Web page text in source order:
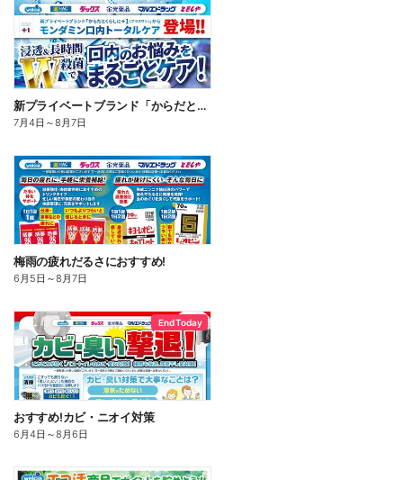
新プライベートブランド「からだとくらしに+1(プラスワン)」よりモンダミン口内トータルケア登場!
7月4日 ～8月7日
梅雨の疲れだるさにおすすめ!
6月5日 ～8月7日
End Today
おすすめ!カビ・ニオイ対策
6月4日 ～8月6日